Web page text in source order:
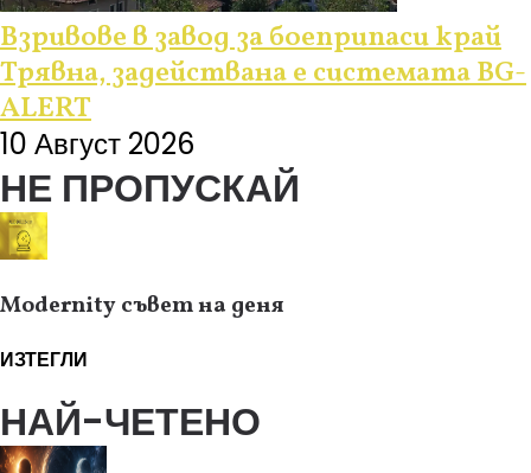
Взривове в завод за боеприпаси край
Трявна, задействана е системата BG-
ALERT
10 Август 2026
НЕ ПРОПУСКАЙ
Modernity съвет на деня
ИЗТЕГЛИ
НАЙ-ЧЕТЕНО